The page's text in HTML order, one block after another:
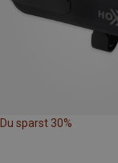
Du sparst 30%